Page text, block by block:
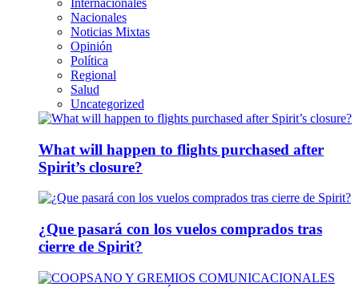
Internacionales
Nacionales
Noticias Mixtas
Opinión
Política
Regional
Salud
Uncategorized
What will happen to flights purchased after
Spirit’s closure?
¿Que pasará con los vuelos comprados tras
cierre de Spirit?